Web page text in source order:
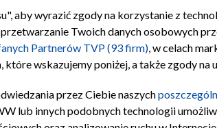
Regulamin TVP Polityka prywatności
aby wyrazić zgody na korzystanie z
Twoich danych osobowych
Partnerów TVP (93 firm), w celach
które wskazujemy poniżej, a także zgody
przez Ciebie naszych
lub innych podobnych technologii